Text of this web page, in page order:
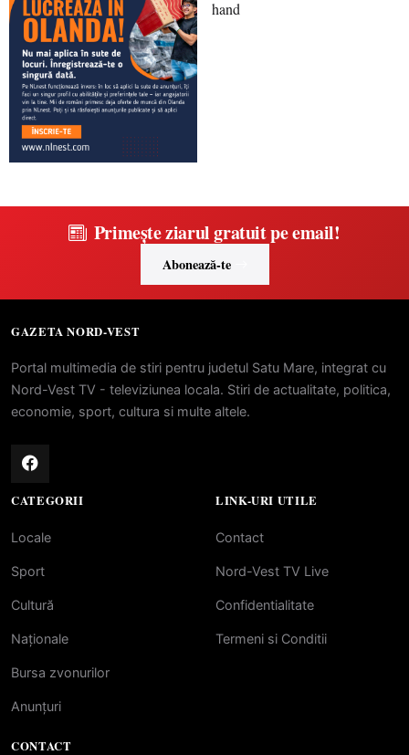
Primește ziarul gratuit pe email!
Abonează-te
GAZETA NORD-VEST
Portal multimedia de stiri pentru judetul Satu Mare, integrat cu
Nord-Vest TV - televiziunea locala. Stiri de actualitate, politica,
economie, sport, cultura si multe altele.
CATEGORII
Locale
Sport
Cultură
Naționale
Bursa zvonurilor
Anunțuri
LINK-URI UTILE
Contact
Nord-Vest TV Live
Confidentialitate
Termeni si Conditii
CONTACT